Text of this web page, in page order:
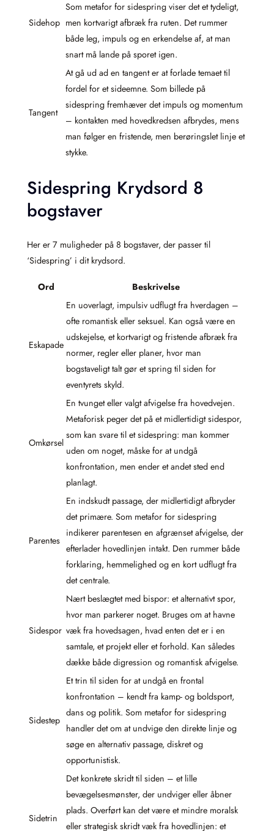
Sidehop
Som metafor for sidespring viser det et tydeligt,
men kortvarigt afbræk fra ruten. Det rummer
både leg, impuls og en erkendelse af, at man
snart må lande på sporet igen.
Tangent
At gå ud ad en tangent er at forlade temaet til
fordel for et sideemne. Som billede på
sidespring fremhæver det impuls og momentum
– kontakten med hovedkredsen afbrydes, mens
man følger en fristende, men berøringslet linje et
stykke.
Sidespring Krydsord 8
bogstaver
Her er 7 muligheder på 8 bogstaver, der passer til
‘Sidespring’ i dit krydsord.
Ord Beskrivelse
Eskapade
En uoverlagt, impulsiv udflugt fra hverdagen –
ofte romantisk eller seksuel. Kan også være en
udskejelse, et kortvarigt og fristende afbræk fra
normer, regler eller planer, hvor man
bogstaveligt talt gør et spring til siden for
eventyrets skyld.
Omkørsel
En tvunget eller valgt afvigelse fra hovedvejen.
Metaforisk peger det på et midlertidigt sidespor,
som kan svare til et sidespring: man kommer
uden om noget, måske for at undgå
konfrontation, men ender et andet sted end
planlagt.
Parentes
En indskudt passage, der midlertidigt afbryder
det primære. Som metafor for sidespring
indikerer parentesen en afgrænset afvigelse, der
efterlader hovedlinjen intakt. Den rummer både
forklaring, hemmelighed og en kort udflugt fra
det centrale.
Sidespor
Nært beslægtet med bispor: et alternativt spor,
hvor man parkerer noget. Bruges om at havne
væk fra hovedsagen, hvad enten det er i en
samtale, et projekt eller et forhold. Kan således
dække både digression og romantisk afvigelse.
Sidestep
Et trin til siden for at undgå en frontal
konfrontation – kendt fra kamp- og boldsport,
dans og politik. Som metafor for sidespring
handler det om at undvige den direkte linje og
søge en alternativ passage, diskret og
opportunistisk.
Sidetrin
Det konkrete skridt til siden – et lille
bevægelsesmønster, der undviger eller åbner
plads. Overført kan det være et mindre moralsk
eller strategisk skridt væk fra hovedlinjen: et